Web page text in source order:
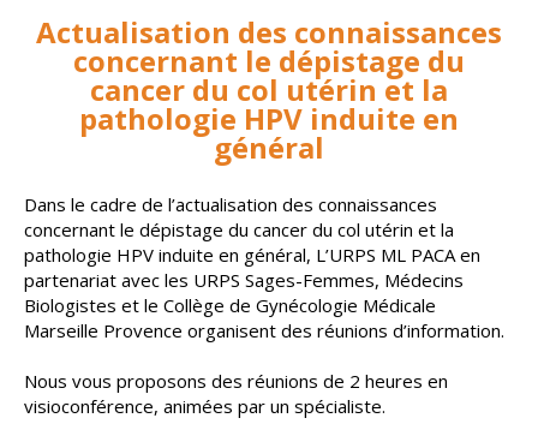
Actualisation des connaissances
concernant le dépistage du
cancer du col utérin et la
pathologie HPV induite en
général
Dans le cadre de l’actualisation des connaissances
concernant le dépistage du cancer du col utérin et la
pathologie HPV induite en général, L’URPS ML PACA en
partenariat avec les URPS Sages-Femmes, Médecins
Biologistes et le Collège de Gynécologie Médicale
Marseille Provence organisent des réunions d’information.
Nous vous proposons des réunions de 2 heures en
visioconférence, animées par un spécialiste.